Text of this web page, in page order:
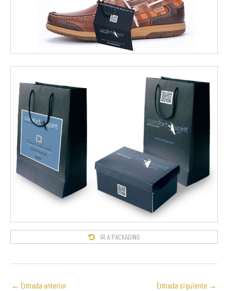
IR A PACKAGING
← Entrada anterior Entrada siguiente →